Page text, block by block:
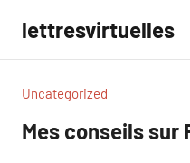
contenu
lettresvirtuelles
Uncategorized
Mes conseils